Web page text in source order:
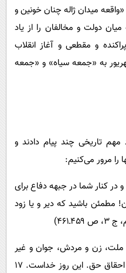
میدان ژاله چنان خونین و
دولت و مخالفان را از یاد
و مقطعی و آغاز انقلاب
بود.» از آن پس یوم‌الله ۱۷شهریور به «جمعه سیاه» و «جمعه
تاریخی چند پیام دادند و
را مرور می‌کنیم:
کنار شما در جبهه دفاع برای
مطمئن باشید که دیر و یا زود
ملت، زن و مردش، جوان و غیر
جوانش، بایستند و خون بدهند برای احقاق حق. این روز خداست. ۱۷